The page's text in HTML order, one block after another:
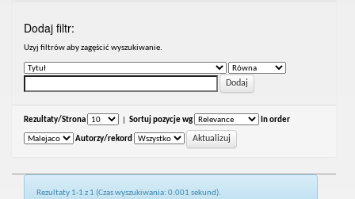
Dodaj filtr:
Uzyj filtrów aby zagęścić wyszukiwanie.
Rezultaty/Strona Sortuj pozycje wg In order
Autorzy/rekord
Rezultaty 1-1 z 1 (Czas wyszukiwania: 0.001 sekund).